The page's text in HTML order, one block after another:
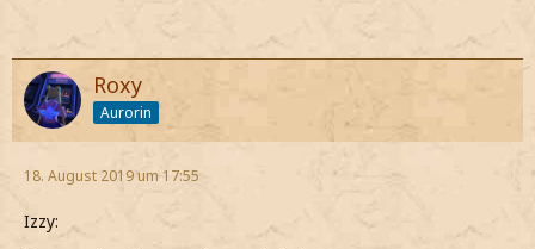
Roxy
Aurorin
18. August 2019 um 17:55
Izzy: